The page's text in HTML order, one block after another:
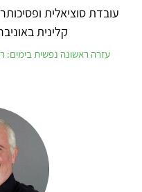
עובדת סוציאלית
קלינית
עזרה ראשונה נפשית בימים: